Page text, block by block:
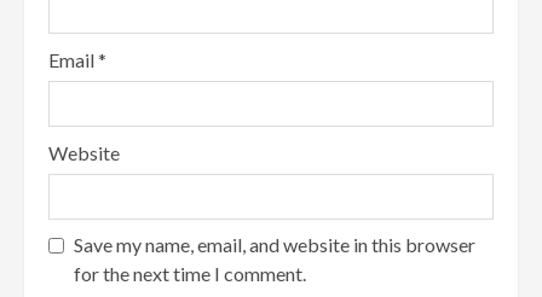
Email*
Website
Save my name, email, and website in this browser
for the next time I comment.